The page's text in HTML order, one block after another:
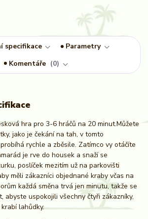
specifikace
Parametry
Komentáře
0
hra pro 3-6 hráčů na 20 minut.Můžete
jako je čekání na tah, v tomto
rychle a zběsile. Zatímco vy otáčíte
je rve do housek a snaží se
poslíček mezitím už na parkovišti
měli zákazníci objednané kraby včas na
každá směna trvá jen minutu, takže se
abyste uspokojili všechny čtyři zákazníky,
lahůdky.